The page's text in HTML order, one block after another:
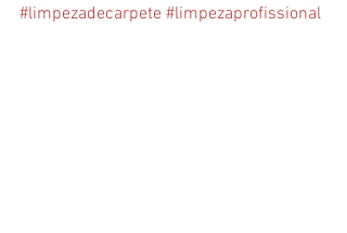
#limpezadecarpete #limpezaprofissional